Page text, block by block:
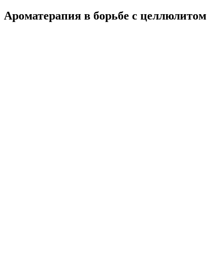
Ароматерапия в борьбе с целлюлитом